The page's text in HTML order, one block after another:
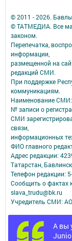
А вы
© 2011 - 2026.
© ТАТМЕДИА. Все
законом.
Перепечатка,
информации,
размещенной на
редакций СМИ.
При поддержке
коммуникациям.
Наименование
№ записи о
СМИ
связи,
информационных
ФИО главного
Адрес редакции:
Татарстан,
Телефон редакции:
Сообщить о фактах
slava_trudu@bk.ru
Учредитель СМИ:
Антикоррупционная
АО «ТАТМЕДИА»
удобства